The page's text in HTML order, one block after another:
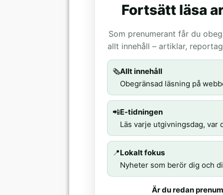
Fortsätt läsa
Som prenumerant får du
allt innehåll – artiklar,
🗞️Allt innehåll
Obegränsad läsning på
📲E-tidningen
Läs varje utgivningsdag, var
📍Lokalt fokus
Nyheter som berör dig och
Är du redan